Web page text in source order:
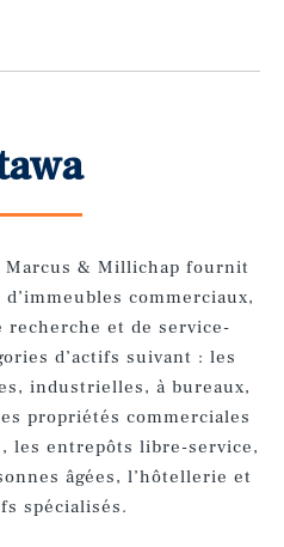
& Millichap fournit
commerciaux,
recherche et de service-
d’actifs suivant : les
industrielles, à bureaux,
propriétés commerciales
les entrepôts libre-service,
âgées, l’hôtellerie et
spécialisés.